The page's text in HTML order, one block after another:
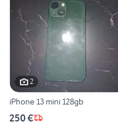
2
iPhone 13 mini 128gb
250 €